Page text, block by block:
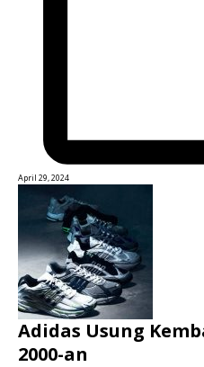
April 29, 2024
Adidas Usung
2000-an